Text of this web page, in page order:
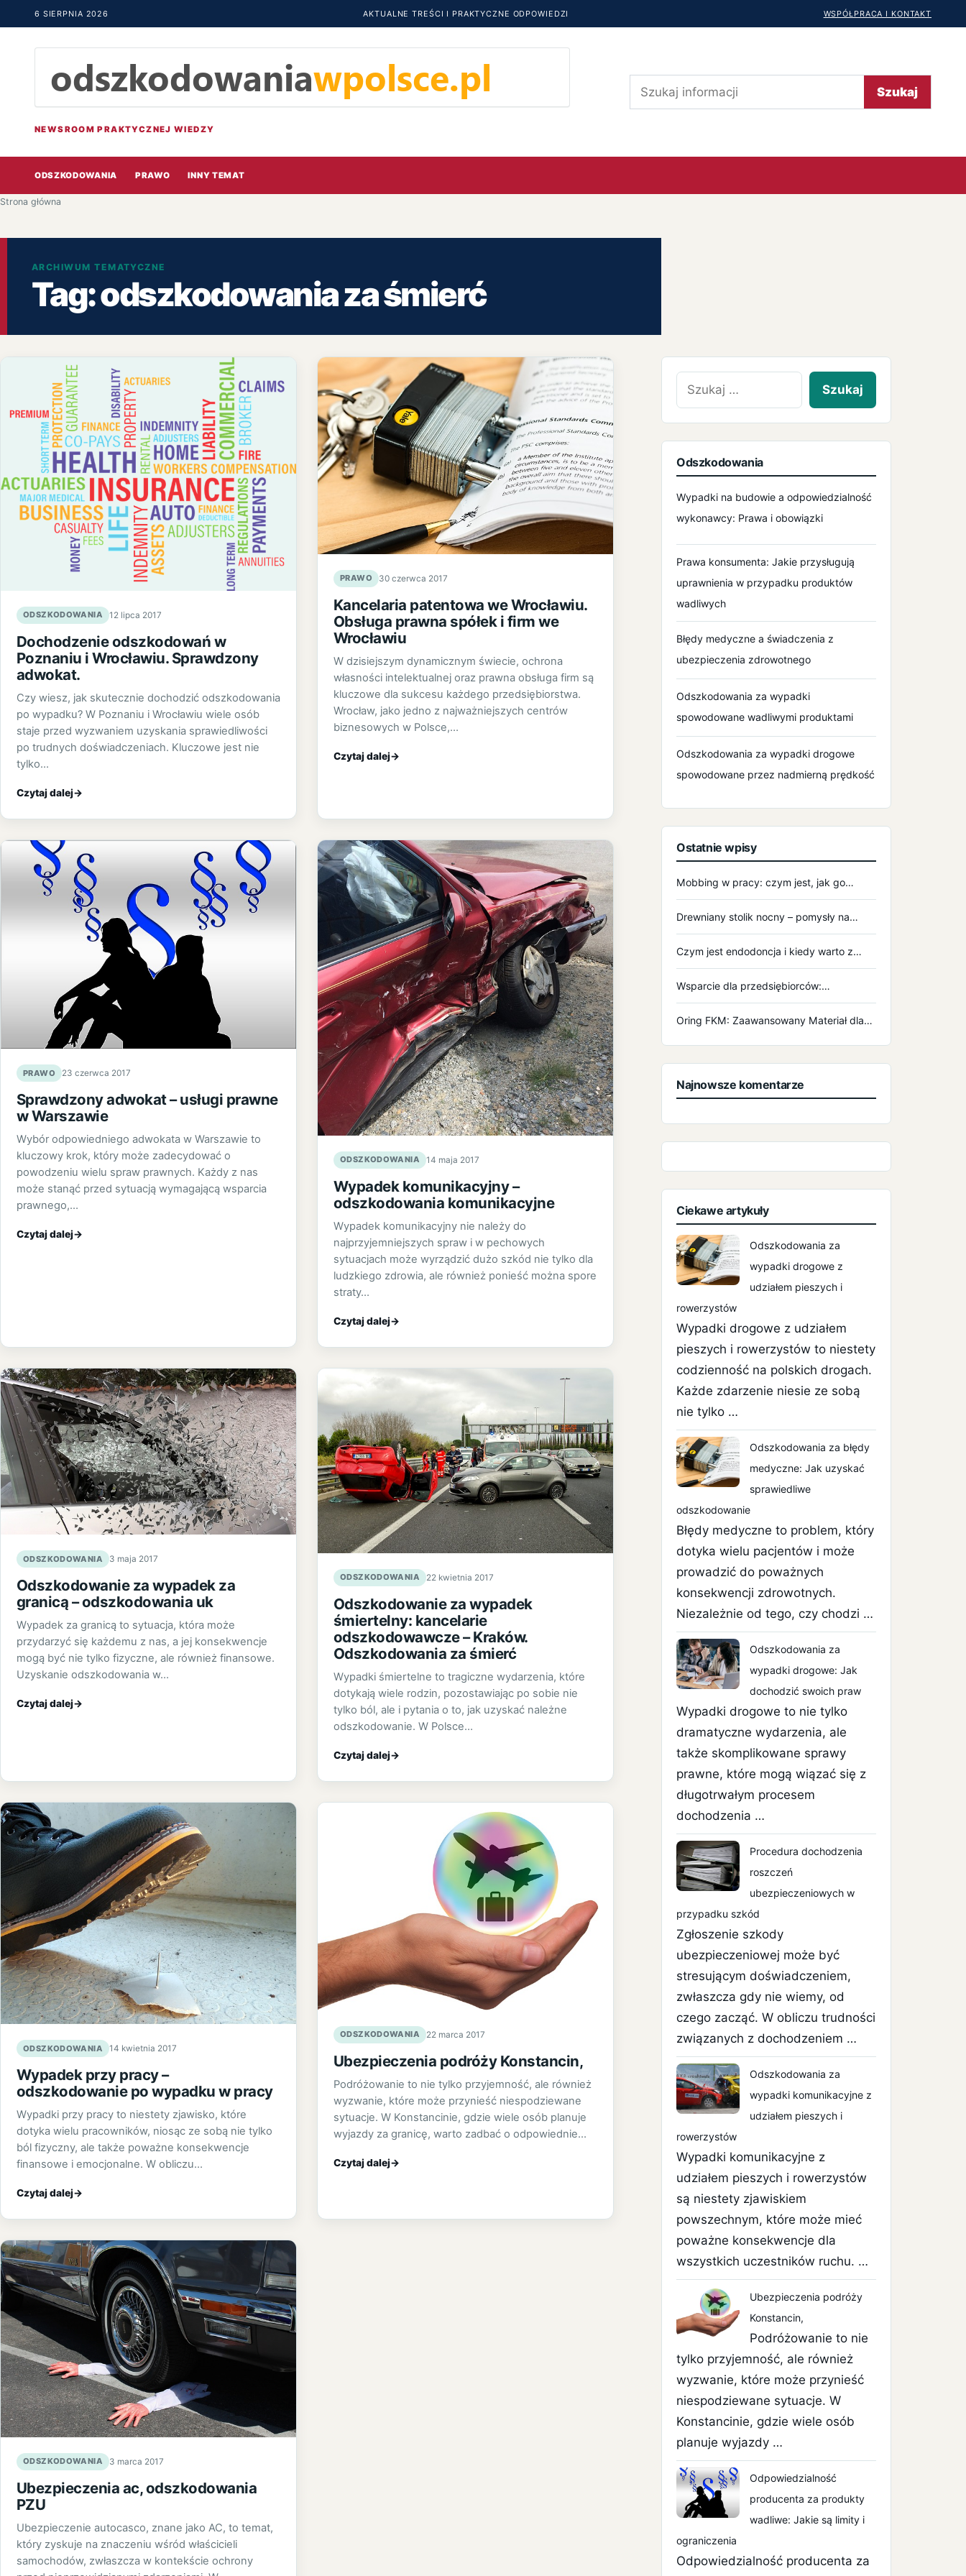
6 SIERPNIA 2026 AKTUALNE TREŚCI I PRAKTYCZNE ODPOWIEDZI WSPÓŁPRACA I KONTAKT
NEWSROOM PRAKTYCZNEJ WIEDZY
Szukaj Szukaj
ODSZKODOWANIA PRAWO INNY TEMAT
Strona główna
ARCHIWUM TEMATYCZNE
Tag:odszkodowania za śmierć
ODSZKODOWANIA 12 lipca 2017
Dochodzenie odszkodowań w
Poznaniu i Wrocławiu. Sprawdzony
adwokat.
Czy wiesz, jak skutecznie dochodzić odszkodowania
po wypadku? W Poznaniu i Wrocławiu wiele osób
staje przed wyzwaniem uzyskania sprawiedliwości
po trudnych doświadczeniach. Kluczowe jest nie
tylko…
Czytaj dalej→
PRAWO 30 czerwca 2017
Kancelaria patentowa we Wrocławiu.
Obsługa prawna spółek i firm we
Wrocławiu
W dzisiejszym dynamicznym świecie, ochrona
własności intelektualnej oraz prawna obsługa firm są
kluczowe dla sukcesu każdego przedsiębiorstwa.
Wrocław, jako jedno z najważniejszych centrów
biznesowych w Polsce,…
Czytaj dalej→
PRAWO 23 czerwca 2017
Sprawdzony adwokat – usługi prawne
w Warszawie
Wybór odpowiedniego adwokata w Warszawie to
kluczowy krok, który może zadecydować o
powodzeniu wielu spraw prawnych. Każdy z nas
może stanąć przed sytuacją wymagającą wsparcia
prawnego,…
Czytaj dalej→
ODSZKODOWANIA 14 maja 2017
Wypadek komunikacyjny –
odszkodowania komunikacyjne
Wypadek komunikacyjny nie należy do
najprzyjemniejszych spraw i w pechowych
sytuacjach może wyrządzić dużo szkód nie tylko dla
ludzkiego zdrowia, ale również ponieść można spore
straty…
Czytaj dalej→
ODSZKODOWANIA 3 maja 2017
Odszkodowanie za wypadek za
granicą – odszkodowania uk
Wypadek za granicą to sytuacja, która może
przydarzyć się każdemu z nas, a jej konsekwencje
mogą być nie tylko fizyczne, ale również finansowe.
Uzyskanie odszkodowania w…
Czytaj dalej→
ODSZKODOWANIA 22 kwietnia 2017
Odszkodowanie za wypadek
śmiertelny: kancelarie
odszkodowawcze – Kraków.
Odszkodowania za śmierć
Wypadki śmiertelne to tragiczne wydarzenia, które
dotykają wiele rodzin, pozostawiając po sobie nie
tylko ból, ale i pytania o to, jak uzyskać należne
odszkodowanie. W Polsce…
Czytaj dalej→
ODSZKODOWANIA 14 kwietnia 2017
Wypadek przy pracy –
odszkodowanie po wypadku w pracy
Wypadki przy pracy to niestety zjawisko, które
dotyka wielu pracowników, niosąc ze sobą nie tylko
ból fizyczny, ale także poważne konsekwencje
finansowe i emocjonalne. W obliczu…
Czytaj dalej→
ODSZKODOWANIA 22 marca 2017
Ubezpieczenia podróży Konstancin,
Podróżowanie to nie tylko przyjemność, ale również
wyzwanie, które może przynieść niespodziewane
sytuacje. W Konstancinie, gdzie wiele osób planuje
wyjazdy za granicę, warto zadbać o odpowiednie…
Czytaj dalej→
ODSZKODOWANIA 3 marca 2017
Ubezpieczenia ac, odszkodowania
PZU
Ubezpieczenie autocasco, znane jako AC, to temat,
który zyskuje na znaczeniu wśród właścicieli
samochodów, zwłaszcza w kontekście ochrony
Szukaj:
Odszkodowania
Wypadki na budowie a odpowiedzialność
wykonawcy: Prawa i obowiązki
Prawa konsumenta: Jakie przysługują
uprawnienia w przypadku produktów
wadliwych
Błędy medyczne a świadczenia z
ubezpieczenia zdrowotnego
Odszkodowania za wypadki
spowodowane wadliwymi produktami
Odszkodowania za wypadki drogowe
spowodowane przez nadmierną prędkość
Ostatnie wpisy
Mobbing w pracy: czym jest, jak go…
Drewniany stolik nocny – pomysły na…
Czym jest endodoncja i kiedy warto z…
Wsparcie dla przedsiębiorców:…
Oring FKM: Zaawansowany Materiał dla…
Najnowsze komentarze
Ciekawe artykuły
Odszkodowania za
wypadki drogowe z
udziałem pieszych i
rowerzystów
Wypadki drogowe z udziałem
pieszych i rowerzystów to niestety
codzienność na polskich drogach.
Każde zdarzenie niesie ze sobą
nie tylko …
Odszkodowania za błędy
medyczne: Jak uzyskać
sprawiedliwe
odszkodowanie
Błędy medyczne to problem, który
dotyka wielu pacjentów i może
prowadzić do poważnych
konsekwencji zdrowotnych.
Niezależnie od tego, czy chodzi …
Odszkodowania za
wypadki drogowe: Jak
dochodzić swoich praw
Wypadki drogowe to nie tylko
dramatyczne wydarzenia, ale
także skomplikowane sprawy
prawne, które mogą wiązać się z
długotrwałym procesem
dochodzenia …
Procedura dochodzenia
roszczeń
ubezpieczeniowych w
przypadku szkód
Zgłoszenie szkody
ubezpieczeniowej może być
stresującym doświadczeniem,
zwłaszcza gdy nie wiemy, od
czego zacząć. W obliczu trudności
związanych z dochodzeniem …
Odszkodowania za
wypadki komunikacyjne z
udziałem pieszych i
rowerzystów
Wypadki komunikacyjne z
udziałem pieszych i rowerzystów
są niestety zjawiskiem
powszechnym, które może mieć
poważne konsekwencje dla
wszystkich uczestników ruchu. …
Ubezpieczenia podróży
Konstancin,
Podróżowanie to nie
tylko przyjemność, ale również
wyzwanie, które może przynieść
niespodziewane sytuacje. W
Konstancinie, gdzie wiele osób
planuje wyjazdy …
Odpowiedzialność
producenta za produkty
wadliwe: Jakie są limity i
ograniczenia
Odpowiedzialność producenta za